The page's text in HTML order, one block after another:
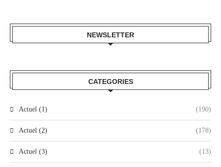
NEWSLETTER
CATEGORIES
Actuel (1) (190)
Actuel (2) (178)
Actuel (3) (13)